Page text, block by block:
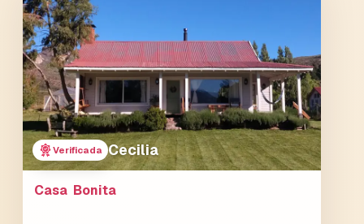
Verificada Cecilia
Casa Bonita